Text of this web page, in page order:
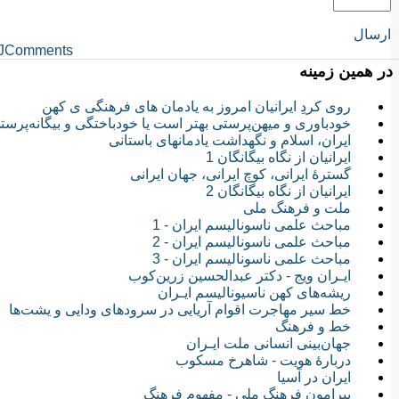
ارسال
در همین زمینه
روی کردِ ایرانیان امروز به یادمان های فرهنگی ی کهن
خودباوری و میهن‌پرستی بهتر است یا خودباختگی و
ایران، اسلام و نگهداشت یادمانهای باستانی
ایرانیان از نگاه بیگانگان 1
گسترۀ ایرانی، کوچ ایرانی، جهان ایرانی
ایرانیان از نگاه بیگانگان 2
ملت و فرهنگ ملی
مباحث علمی‏ ناسونالیسم ایران - 1
مباحث علمی‏ ناسونالیسم ایران - 2
مباحث علمی‏ ناسونالیسم ایران - 3
ایـران ویج - دکتر عبدالحسین زرین‌کوب
ریشه‌های کهن ناسیونالیسم ایـران
خط سیر مهاجرت اقوام آریایی در سرودهای ودایی و یشت‌ها
خط و فرهنگ
جهان‌بینی انسانی ملت ایـران
دربارۀ هویت - شاهرخ مسکوب
ایران در آسیا
پيرامون فرهنگ ملي - مفهوم فرهنگ